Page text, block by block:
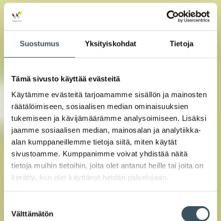
Suostumus Yksityiskohdat Tietoja
Tämä sivusto käyttää evästeitä
Käytämme evästeitä tarjoamamme sisällön ja mainosten
räätälöimiseen, sosiaalisen median ominaisuuksien
tukemiseen ja kävijämäärämme analysoimiseen. Lisäksi
jaamme sosiaalisen median, mainosalan ja analytiikka-
alan kumppaneillemme tietoja siitä, miten käytät
sivustoamme. Kumppanimme voivat yhdistää näitä
tietoja muihin tietoihin, joita olet antanut heille tai joita on
kerätty, kun olet käyttänyt heidän palvelujaan.
valinta
Välttämätön